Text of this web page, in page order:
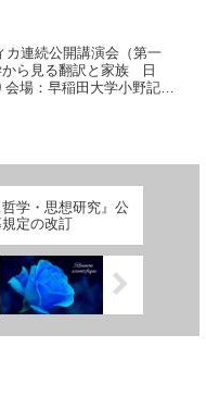
連続公開講演会（第一
から見る翻訳と家族 日
場：早稲田大学小野記念
哲学・思想研究』公
定の改訂